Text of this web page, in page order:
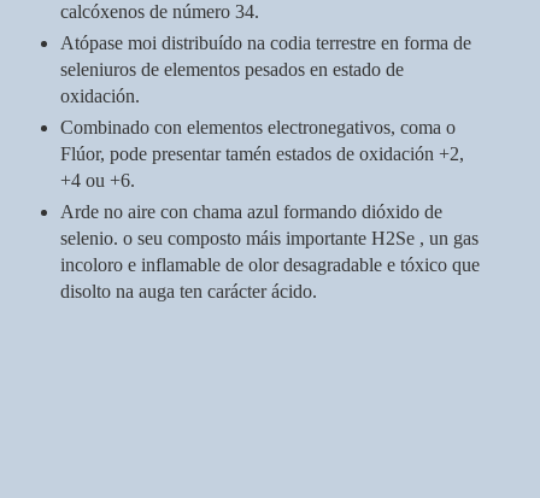
calcóxenos de número 34.
Atópase moi distribuído na codia terrestre en forma de
seleniuros de elementos pesados en estado de
oxidación.
Combinado con elementos electronegativos, coma o
Flúor, pode presentar tamén estados de oxidación +2,
+4 ou +6.
Arde no aire con chama azul formando dióxido de
selenio. o seu composto máis importante H2Se , un gas
incoloro e inflamable de olor desagradable e tóxico que
disolto na auga ten carácter ácido.